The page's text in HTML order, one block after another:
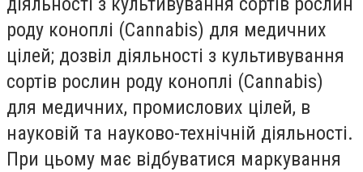
роду коноплі (Cannabis) для медичних
цілей; дозвіл діяльності з культивування
сортів рослин роду коноплі (Cannabis)
для медичних, промислових цілей, в
науковій та науково-технічній діяльності.
При цьому має відбуватися маркування